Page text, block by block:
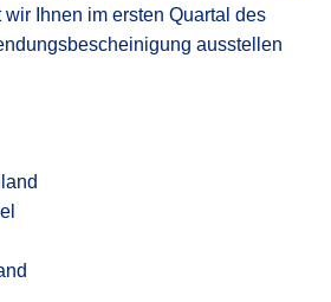
wir Ihnen im ersten Quartal des
ausstellen